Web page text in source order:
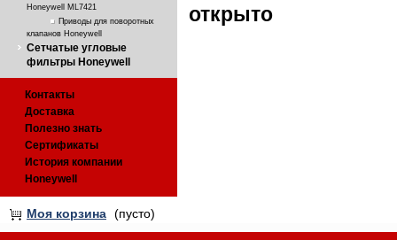
Honeywell ML7421
Приводы для поворотных
клапанов Honeywell
Сетчатые угловые
фильтры Honeywell
Контакты
Доставка
Полезно знать
Сертификаты
История компании
Honeywell
Моя корзина (пусто)
открыто